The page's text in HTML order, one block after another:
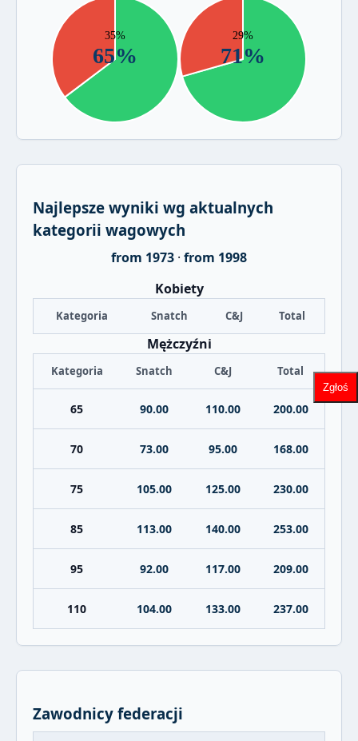
Najlepsze wyniki wg aktualnych
kategorii wagowych
from 1973 · from 1998
Kobiety
Kategoria Snatch C&J Total
Mężczyźni
Kategoria Snatch C&J Total
65 90.00 110.00 200.00
70 73.00 95.00 168.00
75 105.00 125.00 230.00
85 113.00 140.00 253.00
95 92.00 117.00 209.00
110 104.00 133.00 237.00
Zawodnicy federacji
Zgłoś